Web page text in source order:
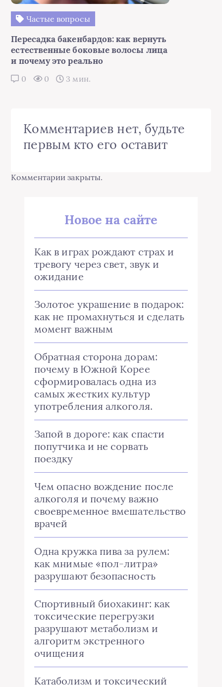
Частые вопросы
Пересадка бакенбардов: как вернуть
естественные боковые волосы лица
и почему это реально
0 0 3 мин.
Комментариев нет, будьте
первым кто его оставит
Комментарии закрыты.
Новое на сайте
Как в играх рождают страх и
тревогу через свет, звук и
ожидание
Золотое украшение в подарок:
как не промахнуться и сделать
момент важным
Обратная сторона дорам:
почему в Южной Корее
сформировалась одна из
самых жестких культур
употребления алкоголя.
Запой в дороге: как спасти
попутчика и не сорвать
поездку
Чем опасно вождение после
алкоголя и почему важно
своевременное вмешательство
врачей
Одна кружка пива за рулем:
как мнимые «пол-литра»
разрушают безопасность
Спортивный биохакинг: как
токсические перегрузки
разрушают метаболизм и
алгоритм экстренного
очищения
Катаболизм и токсический